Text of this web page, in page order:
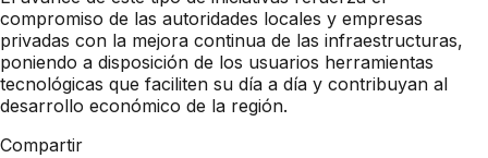
compromiso de las autoridades locales y empresas
privadas con la mejora continua de las infraestructuras,
poniendo a disposición de los usuarios herramientas
tecnológicas que faciliten su día a día y contribuyan al
desarrollo económico de la región.
Compartir